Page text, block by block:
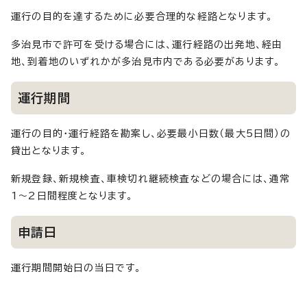
運行の目的を達するために必要合理的な経路となります。
多治見市で許可を受ける場合には、運行経路の出発地、経由
地、到着地のいずれかが多治見市内である必要があります。
運行期間
運行の目的・運行経路を勘案し、必要最小日数（最大5日間）の
貸出となります。
新規登録、新規検査、車検切れ継続検査などの場合には、通常
1～2日間程度となります。
申請日
運行期間開始日の当日です。